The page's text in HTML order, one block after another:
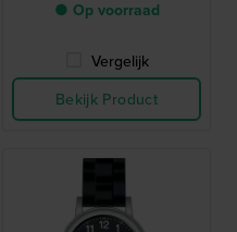
● Op voorraad
Vergelijk
Bekijk Product